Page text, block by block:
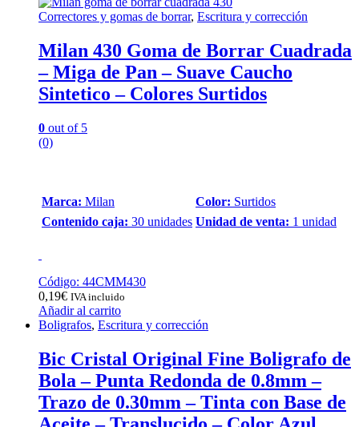
Correctores y gomas de borrar, Escritura y corrección
Milan 430 Goma de Borrar Cuadrada
– Miga de Pan – Suave Caucho
Sintetico – Colores Surtidos
0 out of 5
(0)
Marca: Milan Color: Surtidos
Contenido caja: 30 unidades Unidad de venta: 1 unidad
Código: 44CMM430
0,19€ IVA incluido
Añadir al carrito
Boligrafos, Escritura y corrección
Bic Cristal Original Fine Boligrafo de
Bola – Punta Redonda de 0.8mm –
Trazo de 0.30mm – Tinta con Base de